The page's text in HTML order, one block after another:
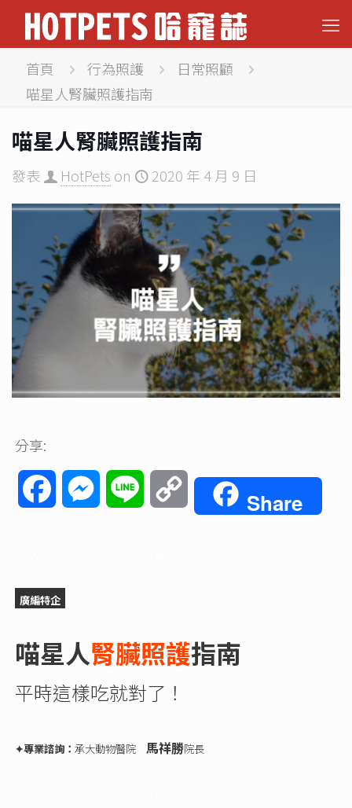
首頁 行為照護
日常照顧
喵星人腎臟照護指南
喵星人腎臟照護指南
發表 HotPets on 2020 年 4 月 9 日
分享:
FacebookMessenger
Line
Copy
Share
廣編特企
喵星人腎臟照護指南
平時這樣吃就對了！
✦專業諮詢：承大動物醫院馬祥勝院長